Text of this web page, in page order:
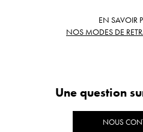
EN SAVOIR
NOS MODES DE
Une question
NOUS